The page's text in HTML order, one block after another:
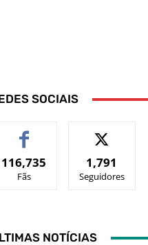
SOCIAIS
116,735
Fãs
1,791
Seguidores
NOTÍCIAS